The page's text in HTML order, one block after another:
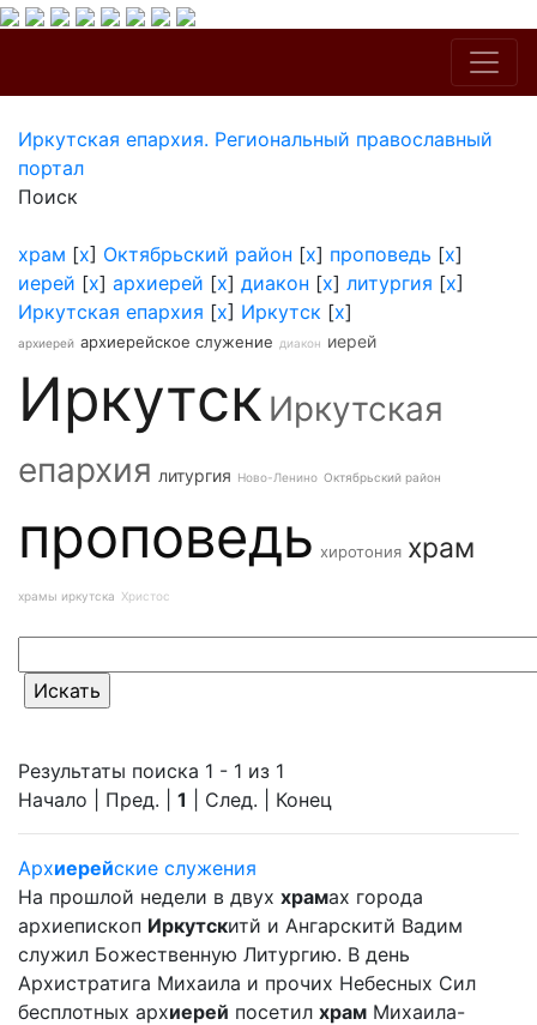
Иркутская епархия. Региональный православный
портал
Поиск
храм [x] Октябрьский район [x] проповедь [x]
иерей [x] архиерей [x] диакон [x] литургия [x]
Иркутская епархия [x] Иркутск [x]
архиерей архиерейское служение диакон иерей
Иркутск Иркутская
епархия литургия Ново-Ленино Октябрьский район
проповедь хиротония храм
храмы иркутска Христос
Результаты поиска 1 - 1 из 1
Начало | Пред. | 1 | След. | Конец
Архиерейские служения
На прошлой недели в двух храмах города
архиепископ Иркутскитй и Ангарскитй Вадим
служил Божественную Литургию. В день
Архистратига Михаила и прочих Небесных Сил
бесплотных архиерей посетил храм Михаила-